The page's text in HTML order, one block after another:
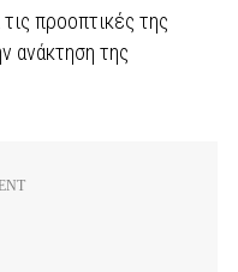
προοπτικές της
ανάκτηση της